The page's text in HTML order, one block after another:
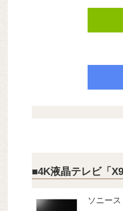
■4K液晶テレビ「
ソニー